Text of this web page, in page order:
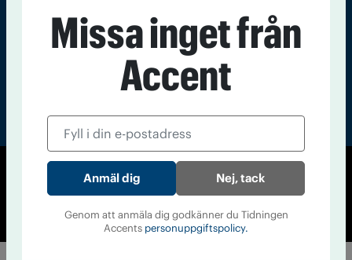
© Tidningen Accent 2026
Missa inget från
Accent
Nej, tack
Genom att anmäla dig godkänner du Tidningen
Accents personuppgiftspolicy.